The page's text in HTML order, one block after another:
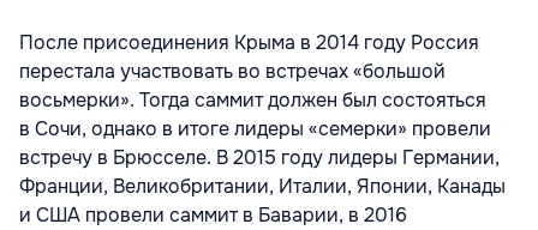
После присоединения Крыма в 2014 году Россия
перестала участвовать во встречах «большой
восьмерки». Тогда саммит должен был состояться
в Сочи, однако в итоге лидеры «семерки» провели
встречу в Брюсселе. В 2015 году лидеры Германии,
Франции, Великобритании, Италии, Японии, Канады
и США провели саммит в Баварии, в 2016